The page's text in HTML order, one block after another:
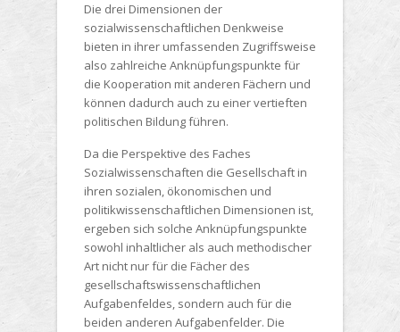
Die drei Dimensionen der
sozialwissenschaftlichen Denkweise
bieten in ihrer umfassenden Zugriffsweise
also zahlreiche Anknüpfungspunkte für
die Kooperation mit anderen Fächern und
können dadurch auch zu einer vertieften
politischen Bildung führen.
Da die Perspektive des Faches
Sozialwissenschaften die Gesellschaft in
ihren sozialen, ökonomischen und
politikwissenschaftlichen Dimensionen ist,
ergeben sich solche Anknüpfungspunkte
sowohl inhaltlicher als auch methodischer
Art nicht nur für die Fächer des
gesellschaftswissenschaftlichen
Aufgabenfeldes, sondern auch für die
beiden anderen Aufgabenfelder. Die